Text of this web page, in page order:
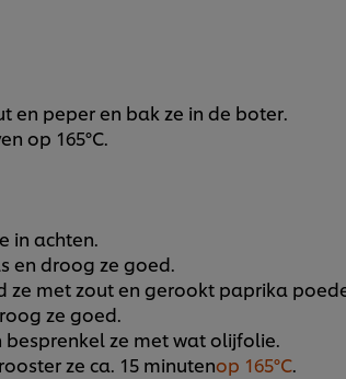
en peper en bak ze in de boter.
op 165°C.
in achten.
en droog ze goed.
ze met zout en gerookt paprika
ze goed.
besprenkel ze met wat olijfolie.
ze ca. 15 minutenop 165°C.